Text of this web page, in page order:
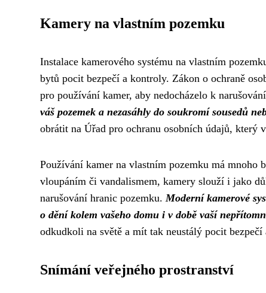
Kamery na vlastním pozemku
Instalace kamerového systému na vlastním
bytů pocit bezpečí a kontroly. Zákon o ochraně
pro používání kamer, aby nedocházelo k
váš pozemek a nezasáhly do soukromí sousedů
obrátit na Úřad pro ochranu osobních údajů, který
Používání kamer na vlastním pozemku má mnoho
vloupáním či vandalismem, kamery slouží i jako
narušování hranic pozemku.Moderní kamerové
o dění kolem vašeho domu i v době vaší
odkudkoli na světě a mít tak neustálý pocit
Snímání veřejného prostranství